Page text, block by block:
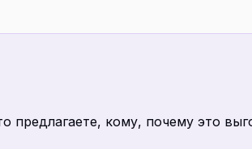
предлагаете, кому, почему это